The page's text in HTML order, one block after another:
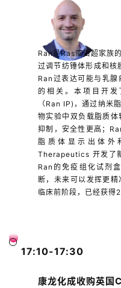
Ran是Ras蛋白超家族
过调节纺锤体形成和核
Ran过表达可能与乳腺
的相关。本项目开发
（Ran IP)，通过纳米
物实验中双负载脂质
抑制，安全性更高；
脂质体显示出体外
Therapeutics 开发了
Ran的免疫组化试剂
断，未来可以发挥更
临床前阶段，已经获得
17:10-17:30
康龙化成收购英国